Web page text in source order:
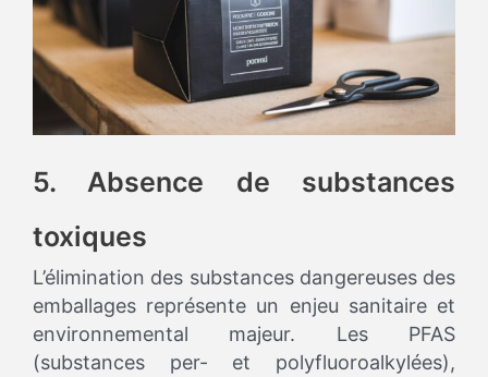
5. Absence de substances
toxiques
L’élimination des substances dangereuses des
emballages représente un enjeu sanitaire et
environnemental majeur. Les PFAS
(substances per- et polyfluoroalkylées),